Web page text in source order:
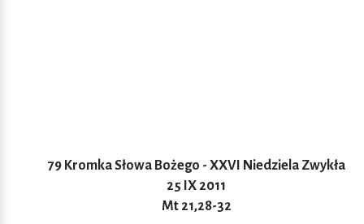
79 Kromka Słowa Bożego - XXVI Niedziela Zwykła
25 IX 2011
Mt 21,28-32